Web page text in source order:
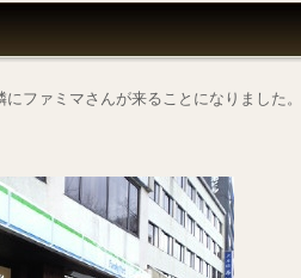
ファミマさんが来ることになりました。